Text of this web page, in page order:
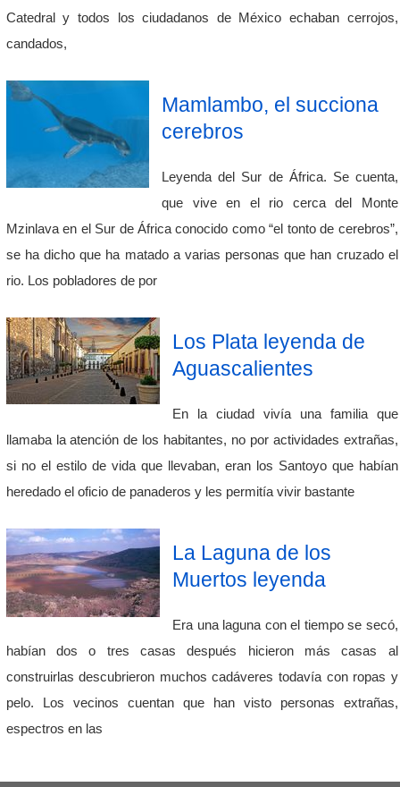
Catedral y todos los ciudadanos de México echaban cerrojos,
candados,
Mamlambo, el succiona
cerebros
Leyenda del Sur de África. Se cuenta,
que vive en el rio cerca del Monte
Mzinlava en el Sur de África conocido como “el tonto de cerebros”,
se ha dicho que ha matado a varias personas que han cruzado el
rio. Los pobladores de por
Los Plata leyenda de
Aguascalientes
En la ciudad vivía una familia que
llamaba la atención de los habitantes, no por actividades extrañas,
si no el estilo de vida que llevaban, eran los Santoyo que habían
heredado el oficio de panaderos y les permitía vivir bastante
La Laguna de los
Muertos leyenda
Era una laguna con el tiempo se secó,
habían dos o tres casas después hicieron más casas al
construirlas descubrieron muchos cadáveres todavía con ropas y
pelo. Los vecinos cuentan que han visto personas extrañas,
espectros en las